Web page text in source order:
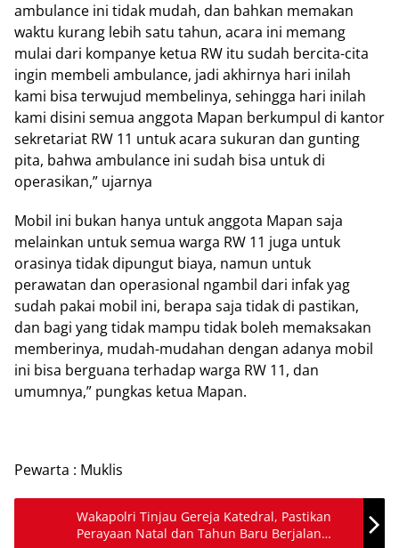
ambulance ini tidak mudah, dan bahkan memakan
waktu kurang lebih satu tahun, acara ini memang
mulai dari kompanye ketua RW itu sudah bercita-cita
ingin membeli ambulance, jadi akhirnya hari inilah
kami bisa terwujud membelinya, sehingga hari inilah
kami disini semua anggota Mapan berkumpul di kantor
sekretariat RW 11 untuk acara sukuran dan gunting
pita, bahwa ambulance ini sudah bisa untuk di
operasikan,” ujarnya
Mobil ini bukan hanya untuk anggota Mapan saja
melainkan untuk semua warga RW 11 juga untuk
orasinya tidak dipungut biaya, namun untuk
perawatan dan operasional ngambil dari infak yag
sudah pakai mobil ini, berapa saja tidak di pastikan,
dan bagi yang tidak mampu tidak boleh memaksakan
memberinya, mudah-mudahan dengan adanya mobil
ini bisa berguana terhadap warga RW 11, dan
umumnya,” pungkas ketua Mapan.
Pewarta : Muklis
Wakapolri Tinjau Gereja Katedral, Pastikan
Perayaan Natal dan Tahun Baru Berjalan